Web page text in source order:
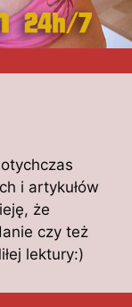
i artykułów
że
czy też
lektury:)